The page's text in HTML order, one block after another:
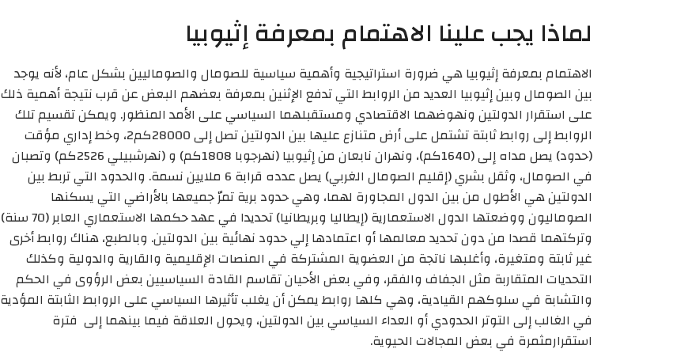
لماذا يجب علينا الاهتمام بمعرفة إثيوبيا
الاهتمام بمعرفة إثيوبيا هي ضرورة استراتيجية وأهمية سياسية للصومال والصوماليين بشكل عام، لأنه يوجد
بين الصومال وبين إثيوبيا العديد من الروابط التي تدفع الإثنين بمعرفة بعضهم البعض عن قرب نتيجة أهمية ذلك
على استقرار الدولتين ونهوضهما الاقتصادي ومستقبلهما السياسي على الأمد المنظور. ويمكن تقسيم تلك
الروابط إلى روابط ثابتة تشتمل على أرض متنازع عليها بين الدولتين تصل إلى 28000كم2، وخط إداري مؤقت
(حدود) يصل مداه إلى (1640كم)، ونهران نابعان من إثيوبيا (نهرجوبا 1808كم) و (نهرشبيلي 2526كم) وتصبان
في الصومال، وثقل بشري (إقليم الصومال الغربي) يصل عدده قرابة 6 ملايين نسمة. والحدود التي تربط بين
الدولتين هي الأطول من بين الدول المجاورة لهما، وهي حدود برية تمرّ جميعها بالأراضي التي يسكنها
الصوماليون ووضعتها الدول الاستعمارية (إيطاليا وبريطانيا) تحديدا في عهد حكمها الاستعماري العابر (70 سنة)
وتركتهما قصدا من دون تحديد معالمها أو اعتمادها إلي حدود نهائية بين الدولتين. وبالطبع، هناك روابط أخرى
غير ثابتة ومتغيرة، وأغلبها ناتجة من العضوية المشتركة في المنصات الإقليمية والقارية والدولية وكذلك
التحديات المتقاربة مثل الجفاف والفقر، وفي بعض الأحيان تقاسم القادة السياسيين بعض الرؤوى في الحكم
والتشابة في سلوكهم القيادية، وهي كلها روابط يمكن أن يغلب تأثيرها السياسي على الروابط الثابتة المؤدية
في الغالب إلى التوتر الحدودي أو العداء السياسي بين الدولتين، ويحول العلاقة فيما بينهما إلى فترة
استقرارمثمرة في بعض المجالات الحيوية.